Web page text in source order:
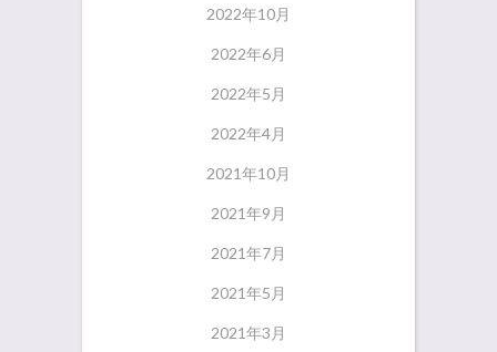
2022年10月
2022年6月
2022年5月
2022年4月
2021年10月
2021年9月
2021年7月
2021年5月
2021年3月